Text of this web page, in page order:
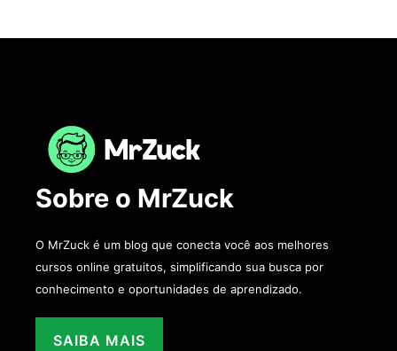
Sobre o MrZuck
O MrZuck é um blog que conecta você aos melhores
cursos online gratuitos, simplificando sua busca por
conhecimento e oportunidades de aprendizado.
SAIBA MAIS